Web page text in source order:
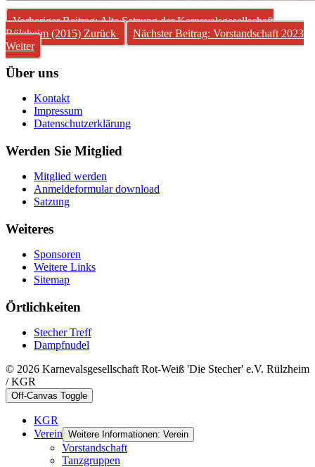
Vorheriger Beitrag: Alte Satzung der Karnevalsgesellschaft
Rülzheim (2015) Zurück
Nächster Beitrag: Vorstandschaft 2023
Weiter
Über uns
Kontakt
Impressum
Datenschutzerklärung
Werden Sie Mitglied
Mitglied werden
Anmeldeformular download
Satzung
Weiteres
Sponsoren
Weitere Links
Sitemap
Örtlichkeiten
Stecher Treff
Dampfnudel
© 2026 Karnevalsgesellschaft Rot-Weiß 'Die Stecher' e.V. Rülzheim
/ KGR
Off-Canvas Toggle
KGR
Verein Weitere Informationen: Verein
Vorstandschaft
Tanzgruppen